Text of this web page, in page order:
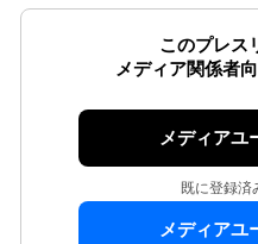
このプレス
メディア関係者
メディアユ
既に登録済
メディアユ